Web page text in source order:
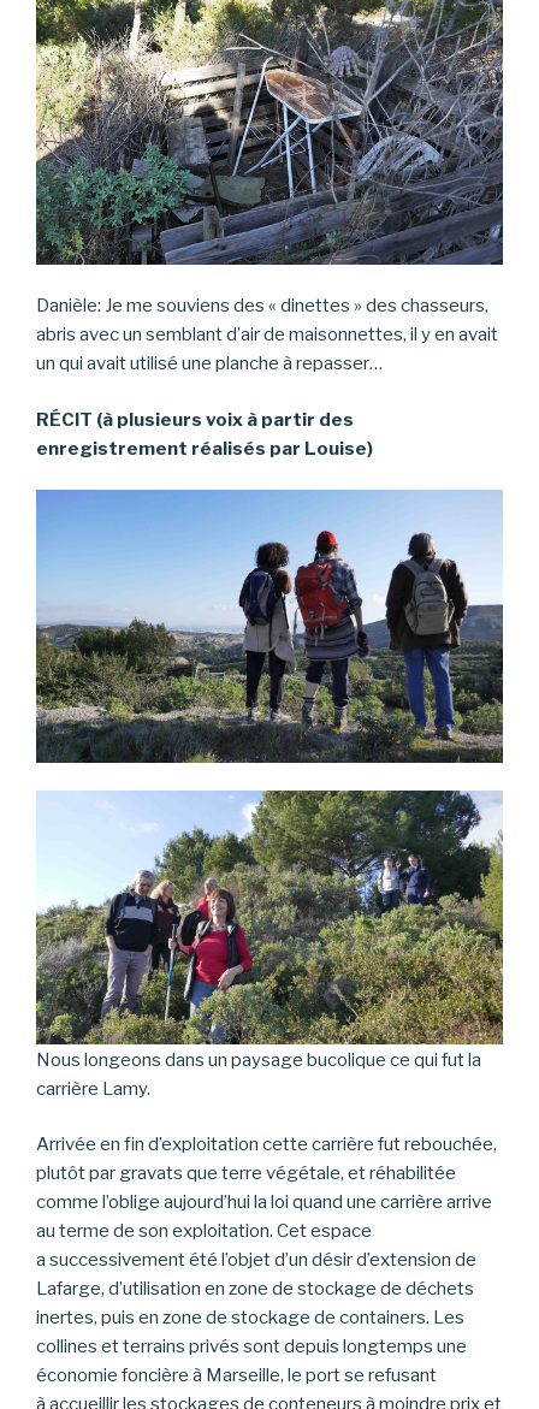
Danièle: Je me souviens des « dinettes » des chasseurs,
abris avec un semblant d’air de maisonnettes, il y en avait
un qui avait utilisé une planche à repasser…
RÉCIT (à plusieurs voix à partir des
enregistrement réalisés par Louise)
Nous longeons dans un paysage bucolique ce qui fut la
carrière Lamy.
Arrivée en fin d’exploitation cette carrière fut rebouchée,
plutôt par gravats que terre végétale, et réhabilitée
comme l’oblige aujourd’hui la loi quand une carrière arrive
au terme de son exploitation. Cet espace
a successivement été l’objet d’un désir d’extension de
Lafarge, d’utilisation en zone de stockage de déchets
inertes, puis en zone de stockage de containers. Les
collines et terrains privés sont depuis longtemps une
économie foncière à Marseille, le port se refusant
à accueillir les stockages de conteneurs à moindre prix et